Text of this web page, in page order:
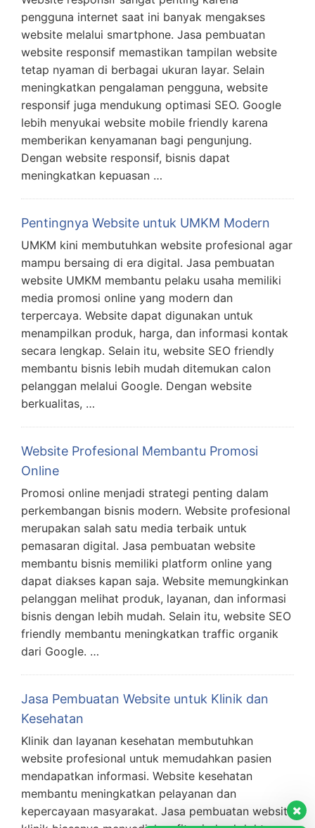
pengguna internet saat ini banyak mengakses
website melalui smartphone. Jasa pembuatan
website responsif memastikan tampilan website
tetap nyaman di berbagai ukuran layar. Selain
meningkatkan pengalaman pengguna, website
responsif juga mendukung optimasi SEO. Google
lebih menyukai website mobile friendly karena
memberikan kenyamanan bagi pengunjung.
Dengan website responsif, bisnis dapat
meningkatkan kepuasan …
Pentingnya Website untuk UMKM Modern
UMKM kini membutuhkan website profesional agar
mampu bersaing di era digital. Jasa pembuatan
website UMKM membantu pelaku usaha memiliki
media promosi online yang modern dan
terpercaya. Website dapat digunakan untuk
menampilkan produk, harga, dan informasi kontak
secara lengkap. Selain itu, website SEO friendly
membantu bisnis lebih mudah ditemukan calon
pelanggan melalui Google. Dengan website
berkualitas, …
Website Profesional Membantu Promosi
Online
Promosi online menjadi strategi penting dalam
perkembangan bisnis modern. Website profesional
merupakan salah satu media terbaik untuk
pemasaran digital. Jasa pembuatan website
membantu bisnis memiliki platform online yang
dapat diakses kapan saja. Website memungkinkan
pelanggan melihat produk, layanan, dan informasi
bisnis dengan lebih mudah. Selain itu, website SEO
friendly membantu meningkatkan traffic organik
dari Google. …
Jasa Pembuatan Website untuk Klinik dan
Kesehatan
Klinik dan layanan kesehatan membutuhkan
website profesional untuk memudahkan pasien
mendapatkan informasi. Website kesehatan
membantu meningkatkan pelayanan dan
kepercayaan masyarakat. Jasa pembuatan website